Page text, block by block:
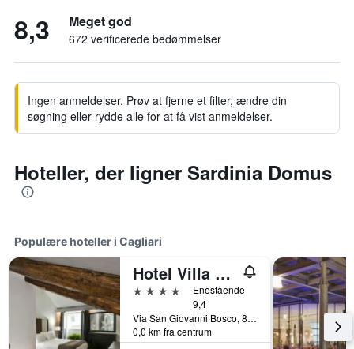
8,3 Meget god
672 verificerede bedømmelser
Ingen anmeldelser. Prøv at fjerne et filter, ændre din
søgning eller rydde alle for at få vist anmeldelser.
Hoteller, der ligner Sardinia Domus
Populære hoteller i Cagliari
Hotel Villa Fanny
4 stjerner
Enestående
9,4
Via San Giovanni Bosco, 8, Cagliari, Sardinien, Italien
0,0 km fra centrum